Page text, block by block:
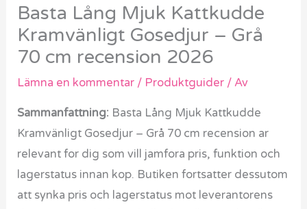
Basta Lång Mjuk Kattkudde
Kramvänligt Gosedjur – Grå
70 cm recension 2026
Lämna en kommentar / Produktguider / Av
Sammanfattning: Basta Lång Mjuk Kattkudde
Kramvänligt Gosedjur – Grå 70 cm recension ar
relevant for dig som vill jamfora pris, funktion och
lagerstatus innan kop. Butiken fortsatter dessutom
att synka pris och lagerstatus mot leverantorens